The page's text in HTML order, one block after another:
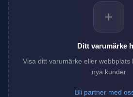
+
Ditt varumärke
Visa ditt varumärke eller webbplats
nya kunder
Bli partner med